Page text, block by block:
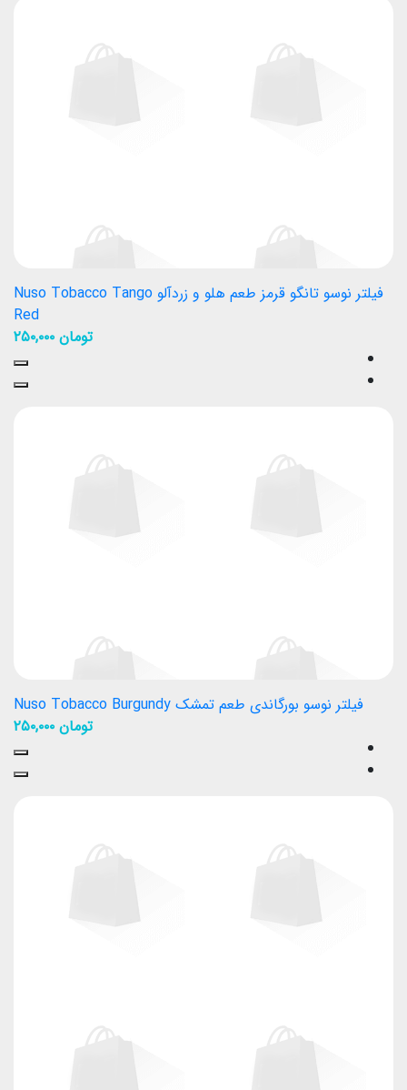
فیلتر نوسو تانگو قرمز طعم هلو و زردآلو Nuso Tobacco Tango
Red
تومان
فیلتر نوسو بورگاندی طعم تمشک Nuso Tobacco Burgundy
تومان